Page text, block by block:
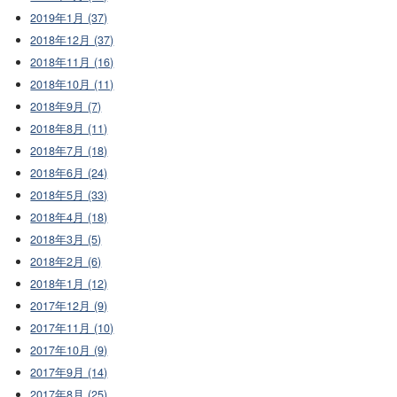
2019年1月 (37)
2018年12月 (37)
2018年11月 (16)
2018年10月 (11)
2018年9月 (7)
2018年8月 (11)
2018年7月 (18)
2018年6月 (24)
2018年5月 (33)
2018年4月 (18)
2018年3月 (5)
2018年2月 (6)
2018年1月 (12)
2017年12月 (9)
2017年11月 (10)
2017年10月 (9)
2017年9月 (14)